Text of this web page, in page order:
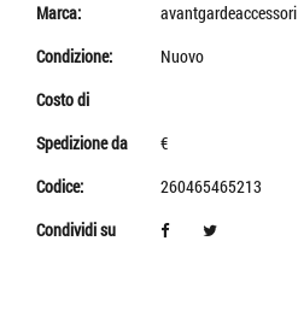
Marca:
avantgardeaccessori
Condizione:
Nuovo
Costo di
Spedizione da
€
Codice:
260465465213
Condividi su